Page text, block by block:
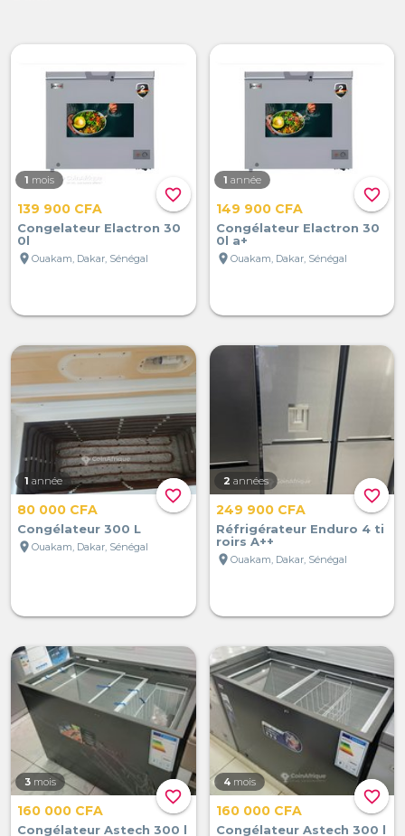
favorite_border
1 mois
139 900 CFA
Congelateur Elactron 30
0l
location_on Ouakam, Dakar, Sénégal
favorite_border
1 année
149 900 CFA
Congélateur Elactron 30
0l a+
location_on Ouakam, Dakar, Sénégal
favorite_border
1 année
80 000 CFA
Congélateur 300 L
location_on Ouakam, Dakar, Sénégal
favorite_border
2 années
249 900 CFA
Réfrigérateur Enduro 4 ti
roirs A++
location_on Ouakam, Dakar, Sénégal
favorite_border
3 mois
160 000 CFA
Congélateur Astech 300 l
favorite_border
4 mois
160 000 CFA
Congélateur Astech 300 l